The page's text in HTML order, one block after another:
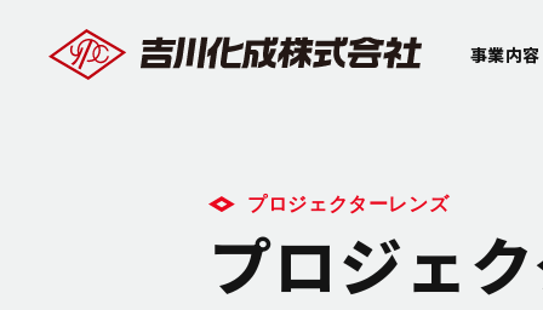
事業内容
プロジェクターレンズ
プロジェ